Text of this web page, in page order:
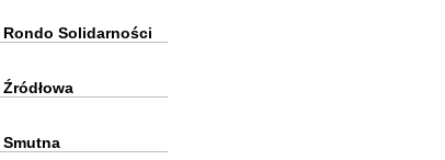
Rondo Solidarności
Źródłowa
Smutna